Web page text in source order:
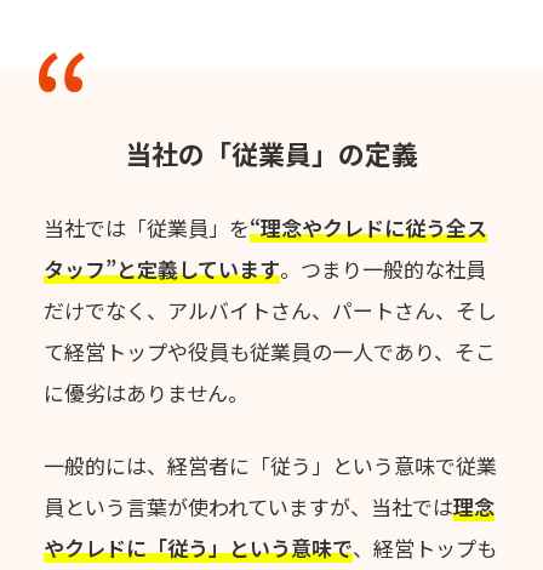
当社の「従業員」の定義
当社では「従業員」を“理念やクレドに従う全ス
タッフ”と定義しています。 つまり一般的な社員
だけでなく、アルバイトさん、パートさん、 そし
て経営トップや役員も従業員の一人であり、そこ
に優劣はありません。
一般的には、経営者に「従う」という意味で従業
員という言葉が使われていますが、 当社では理念
やクレドに「従う」という意味で、 経営トップも